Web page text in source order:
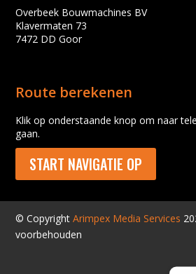
Overbeek Bouwmachines BV
Klavermaten 73
7472 DD Goor
Route berekenen
Klik op onderstaande knop om naar
gaan.
START NAVIGATIE OP
© CopyrightArimpex Media Services
voorbehouden